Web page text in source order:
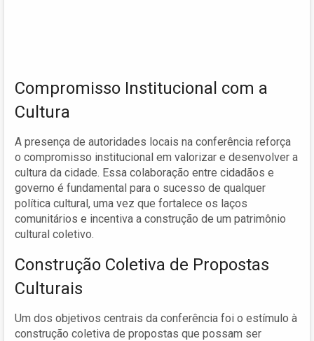
Compromisso Institucional com a
Cultura
A presença de autoridades locais na conferência reforça
o compromisso institucional em valorizar e desenvolver a
cultura da cidade. Essa colaboração entre cidadãos e
governo é fundamental para o sucesso de qualquer
política cultural, uma vez que fortalece os laços
comunitários e incentiva a construção de um patrimônio
cultural coletivo.
Construção Coletiva de Propostas
Culturais
Um dos objetivos centrais da conferência foi o estímulo à
construção coletiva de propostas que possam ser